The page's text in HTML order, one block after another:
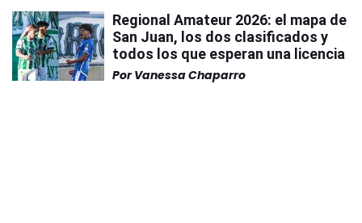
Regional Amateur 2026: el mapa de
San Juan, los dos clasificados y
todos los que esperan una licencia
Por Vanessa Chaparro